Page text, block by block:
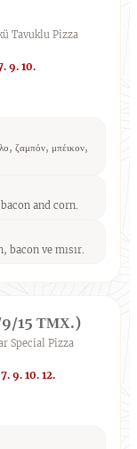
Tavuklu Pizza
9. 10.
ζαμπόν, μπέικον,
and corn.
bacon ve mısır.
9/15 ΤΜΧ.)
Special Pizza
9. 10. 12.